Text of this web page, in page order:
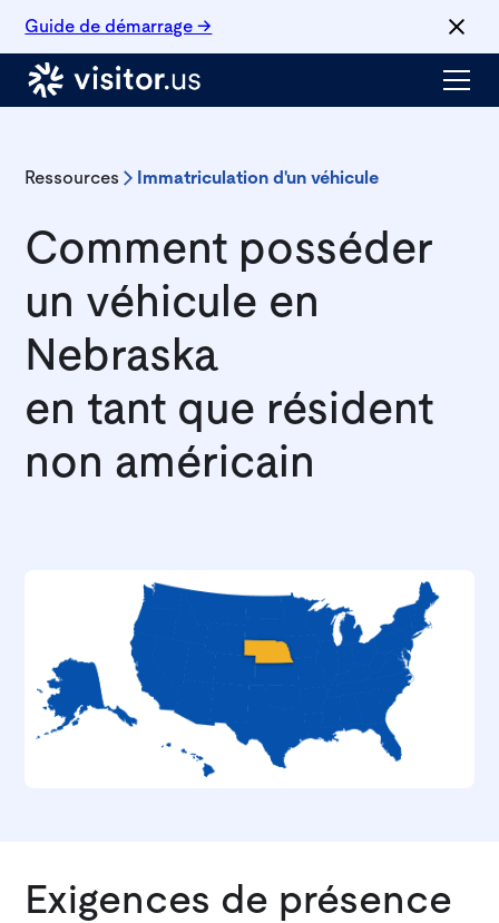
Guide de démarrage →
Ressources Immatriculation d'un véhicule
Comment posséder
un véhicule en
Nebraska
en tant que résident
non américain
Exigences de présence